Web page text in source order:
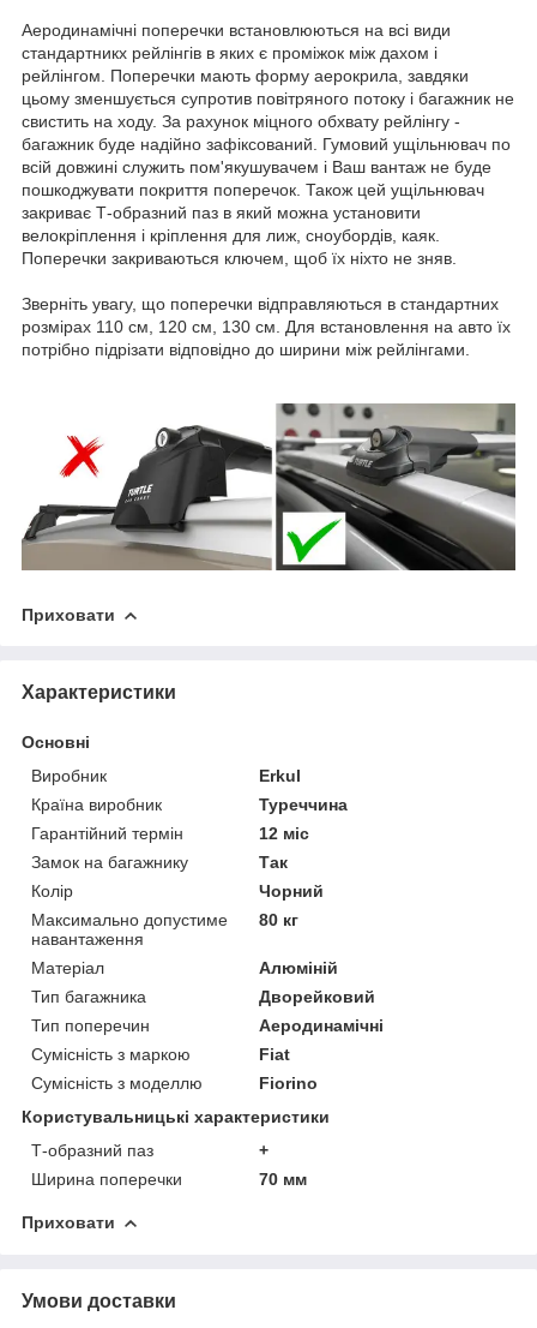
Аеродинамічні поперечки встановлюються на всі види
стандартникх рейлінгів в яких є проміжок між дахом і
рейлінгом. Поперечки мають форму аерокрила, завдяки
цьому зменшується супротив повітряного потоку і багажник не
свистить на ходу. За рахунок міцного обхвату рейлінгу -
багажник буде надійно зафіксований. Гумовий ущільнювач по
всій довжині служить пом'якушувачем і Ваш вантаж не буде
пошкоджувати покриття поперечок. Також цей ущільнювач
закриває Т-образний паз в який можна установити
велокріплення і кріплення для лиж, сноубордів, каяк.
Поперечки закриваються ключем, щоб їх ніхто не зняв.
Зверніть увагу, що поперечки відправляються в стандартних
розмірах 110 см, 120 см, 130 см. Для встановлення на авто їх
потрібно підрізати відповідно до ширини між рейлінгами.
Приховати
Характеристики
Основні
Виробник
Erkul
Країна виробник
Туреччина
Гарантійний термін
12 міс
Замок на багажнику
Так
Колір
Чорний
Максимально допустиме
навантаження
80 кг
Матеріал
Алюміній
Тип багажника
Дворейковий
Тип поперечин
Аеродинамічні
Сумісність з маркою
Fiat
Сумісність з моделлю
Fiorino
Користувальницькі характеристики
Т-образний паз
+
Ширина поперечки
70 мм
Приховати
Умови доставки